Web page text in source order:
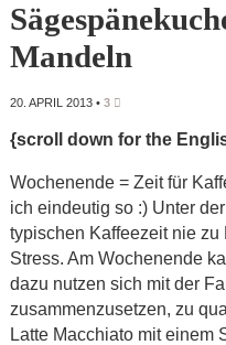
Mandeln
20. APRIL 2013• 3
{scroll down for the
Wochenende = Zeit für
ich eindeutig so :) Unter
typischen Kaffeezeit nie
Stress. Am Wochenende
dazu nutzen sich mit der
zusammenzusetzen, zu
Latte Macchiato mit einem